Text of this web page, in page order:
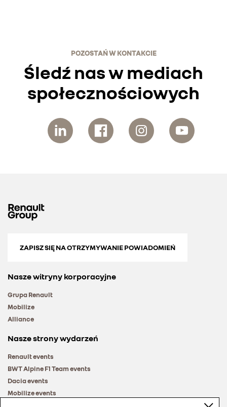
POZOSTAŃ W KONTAKCIE
Śledź nas w mediach
społecznościowych
ZAPISZ SIĘ NA OTRZYMYWANIE POWIADOMIEŃ
Nasze witryny korporacyjne
Grupa Renault
Mobilize
Alliance
Nasze strony wydarzeń
Renault events
BWT Alpine F1 Team events
Dacia events
Mobilize events